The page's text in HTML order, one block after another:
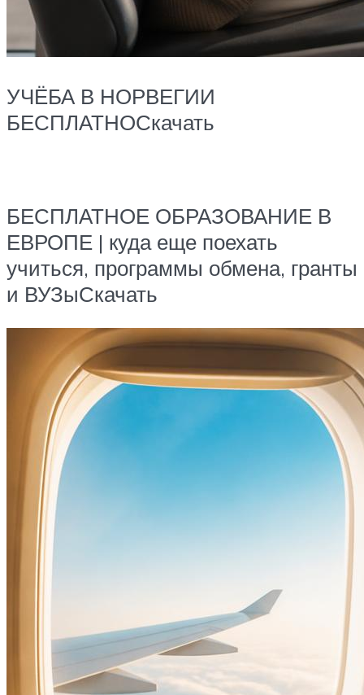
УЧЁБА В НОРВЕГИИ
БЕСПЛАТНОСкачать
БЕСПЛАТНОЕ ОБРАЗОВАНИЕ В
ЕВРОПЕ | куда еще поехать
учиться, программы обмена, гранты
и ВУЗыСкачать